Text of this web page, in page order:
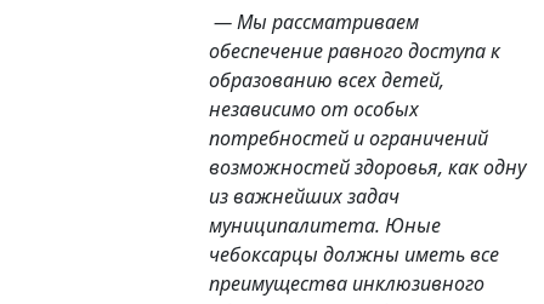
— Мы рассматриваем
обеспечение равного доступа к
образованию всех детей,
независимо от особых
потребностей и ограничений
возможностей здоровья, как одну
из важнейших задач
муниципалитета. Юные
чебоксарцы должны иметь все
преимущества инклюзивного